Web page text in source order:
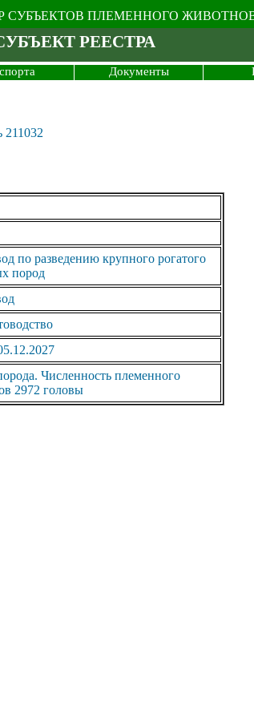
СУБЪЕКТОВ ПЛЕМЕННОГО
РЕЕСТРА
Документы
211032
по разведению крупного рогатого
пород
Численность племенного
2972 головы